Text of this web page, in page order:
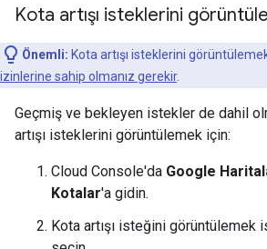
Kota artışı isteklerini
Önemli: Kota artışı isteklerini
izinlerine sahip olmanız gerekir.
Geçmiş ve bekleyen istekler de dahil
artışı isteklerini görüntülemek için:
Cloud Console'da Google
Kotalar'a gidin.
Kota artışı isteğini